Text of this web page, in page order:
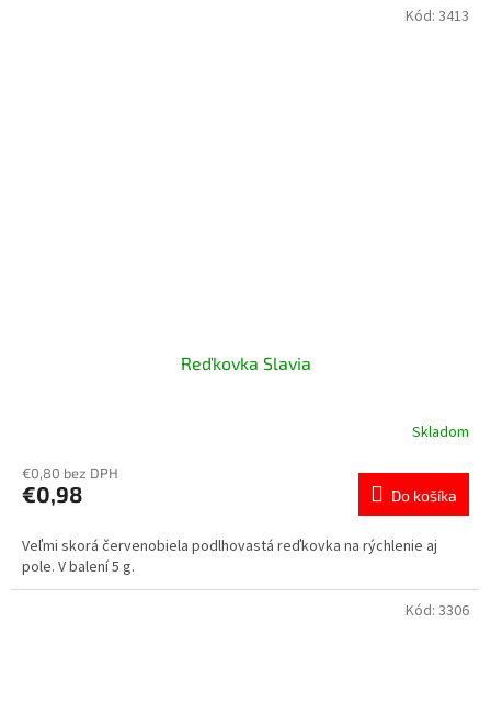
Reďkovka Slavia
Skladom
€0,80 bez DPH
€0,98 Do košíka
Veľmi skorá červenobiela podlhovastá reďkovka na rýchlenie aj
pole. V balení 5 g.
Kód: 3413
Kód: 3306